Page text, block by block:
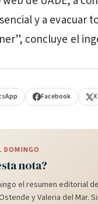
y a evacuar
concluye el
Facebook X
DOMINGO
nota?
el resumen editorial
y Valeria del Mar.